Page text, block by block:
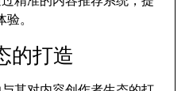
。
的打造